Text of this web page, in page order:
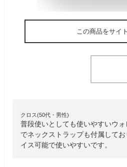
この商品をサイ
クロス(50代・男性)
普段使いとしても使いやすいウ
でネックストラップも付属して
イス可能で使いやすいです。